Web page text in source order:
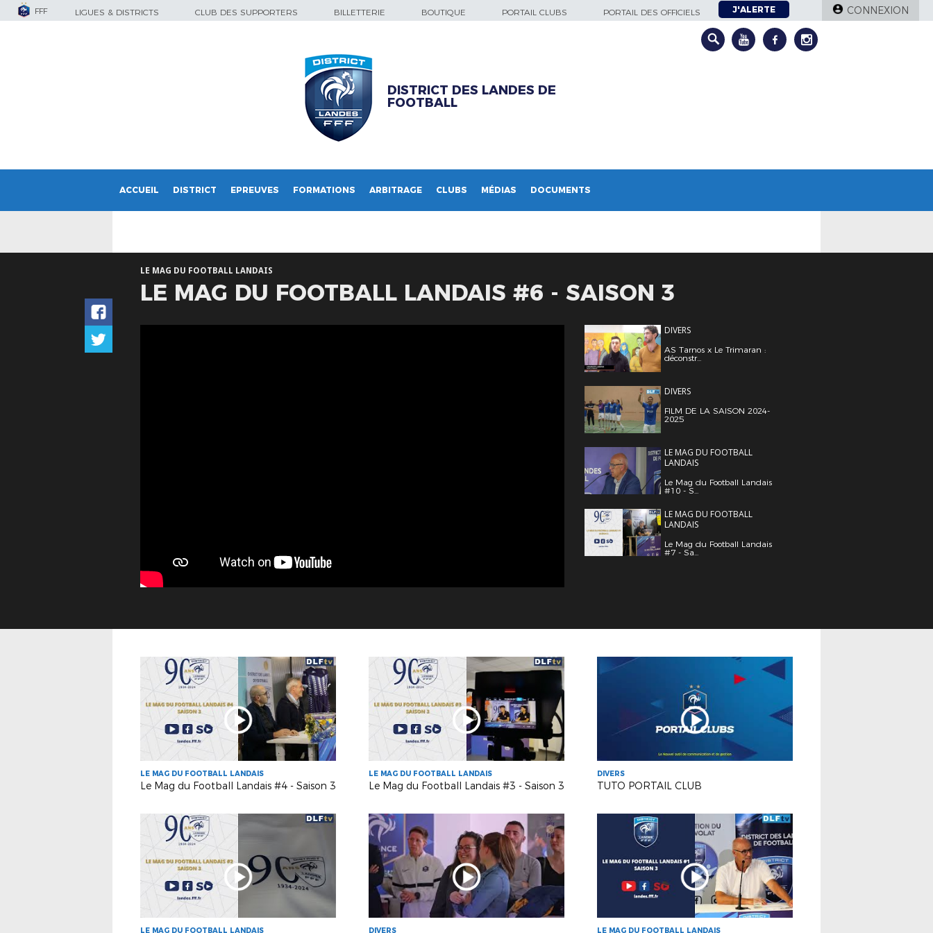
FFF LIGUES & DISTRICTS CLUB DES SUPPORTERS BILLETTERIE BOUTIQUE PORTAIL CLUBS PORTAIL DES OFFICIELS J'ALERTE CONNEXION
DISTRICT DES LANDES DE
FOOTBALL
ACCUEIL DISTRICT EPREUVES FORMATIONS ARBITRAGE CLUBS MÉDIAS DOCUMENTS
LE MAG DU FOOTBALL LANDAIS
LE MAG DU FOOTBALL LANDAIS #6 - SAISON 3
DIVERS
AS Tarnos x Le Trimaran :
déconstr...
DIVERS
FILM DE LA SAISON 2024-
2025
LE MAG DU FOOTBALL
LANDAIS
Le Mag du Football Landais
#10 - S...
LE MAG DU FOOTBALL
LANDAIS
Le Mag du Football Landais
#7 - Sa...
LE MAG DU FOOTBALL LANDAIS
Le Mag du Football Landais #4 - Saison 3
LE MAG DU FOOTBALL LANDAIS
Le Mag du Football Landais #3 - Saison 3
DIVERS
TUTO PORTAIL CLUB
LE MAG DU FOOTBALL LANDAIS DIVERS LE MAG DU FOOTBALL LANDAIS